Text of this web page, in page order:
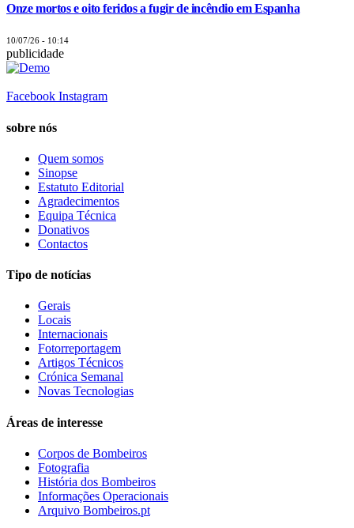
Onze mortos e oito feridos a fugir de incêndio em Espanha
10/07/26 - 10:14
publicidade
Facebook Instagram
sobre nós
Quem somos
Sinopse
Estatuto Editorial
Agradecimentos
Equipa Técnica
Donativos
Contactos
Tipo de notícias
Gerais
Locais
Internacionais
Fotorreportagem
Artigos Técnicos
Crónica Semanal
Novas Tecnologias
Áreas de interesse
Corpos de Bombeiros
Fotografia
História dos Bombeiros
Informações Operacionais
Arquivo Bombeiros.pt